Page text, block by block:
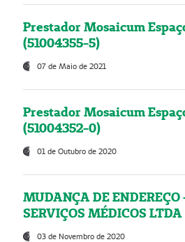
Prestador Mosaicum
(51004355-5)
07 de Maio de 2021
Prestador Mosaicum
(51004352-0)
01 de Outubro de 2020
MUDANÇA DE
SERVIÇOS MÉDICOS
03 de Novembro de 2020